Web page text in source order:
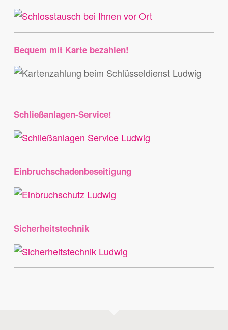
Bequem mit Karte bezahlen!
Schließanlagen-Service!
Einbruchschadenbeseitigung
Sicherheitstechnik